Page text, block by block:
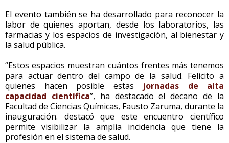
El evento también se ha desarrollado para reconocer la
labor de quienes aportan, desde los laboratorios, las
farmacias y los espacios de investigación, al bienestar y
la salud pública.
“Estos espacios muestran cuántos frentes más tenemos
para actuar dentro del campo de la salud. Felicito a
quienes hacen posible estas jornadas de alta
capacidad científica”, ha destacado el decano de la
Facultad de Ciencias Químicas, Fausto Zaruma, durante la
inauguración. destacó que este encuentro científico
permite visibilizar la amplia incidencia que tiene la
profesión en el sistema de salud.